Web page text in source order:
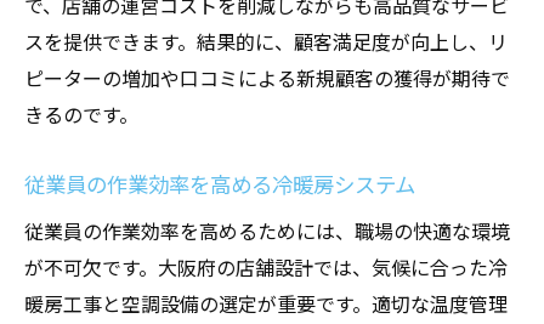
スを提供できます。結果的に、顧客満足度が向上し、リ
ピーターの増加や口コミによる新規顧客の獲得が期待で
きるのです。
従業員の作業効率を高める冷暖房システム
従業員の作業効率を高めるためには、職場の快適な環境
が不可欠です。大阪府の店舗設計では、気候に合った冷
暖房工事と空調設備の選定が重要です。適切な温度管理